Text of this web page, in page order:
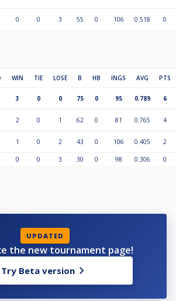
0 0 3 55 0 106 0.518 0
WIN TIE LOSE B HB INGS AVG PTS
3 0 0 75 0 95 0.789 6
2 0 1 62 0 81 0.765 4
1 0 2 43 0 106 0.405 2
0 0 3 30 0 98 0.306 0
UPDATED
the new tournament page!
Try Beta version